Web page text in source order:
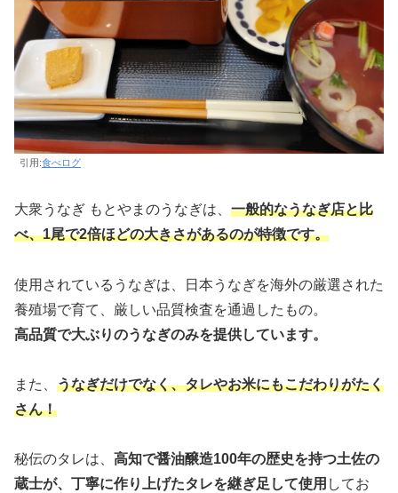
引用:食べログ
大衆うなぎ もとやまのうなぎは、 一般的なうなぎ店と比
べ、1尾で2倍ほどの大きさがあるのが特徴です。
使用されているうなぎは、日本うなぎを海外の厳選された
養殖場で育て、厳しい品質検査を通過したもの。
高品質で大ぶりのうなぎのみを提供しています。
また、 うなぎだけでなく、タレやお米にもこだわりがたく
さん！
秘伝のタレは、 高知で醤油醸造100年の歴史を持つ土佐の
蔵士が、丁寧に作り上げたタレを継ぎ足して使用 してお